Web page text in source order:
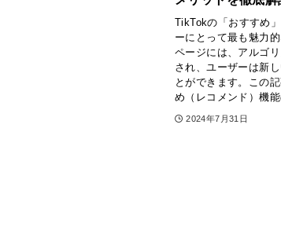
TikTokの「おすすめ
ーにとって最も魅力
ページには、アルゴ
され、ユーザーは新
とができます。この
め（レコメンド）機能
2024年7月31日